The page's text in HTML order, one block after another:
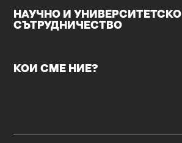
НАУЧНО И УНИВЕРСИТЕТСКО
СЪТРУДНИЧЕСТВО
КОИ СМЕ НИЕ?